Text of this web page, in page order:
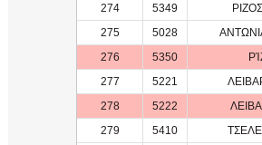
274
5349
275
5028
276
5350
277
5221
278
5222
279
5410